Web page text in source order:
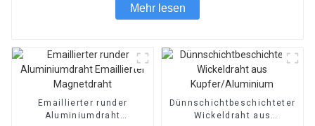
Mehr lesen
Emaillierter runder
Aluminiumdraht
Dünnschichtbeschichteter
Wickeldraht aus